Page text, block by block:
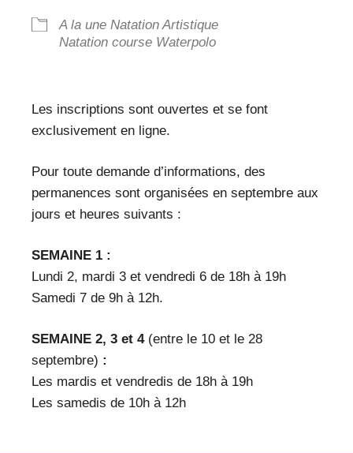
A la une Natation Artistique
Natation course Waterpolo
Les inscriptions sont ouvertes et se font
exclusivement en ligne.
Pour toute demande d’informations, des
permanences sont organisées en septembre aux
jours et heures suivants :
SEMAINE 1 :
Lundi 2, mardi 3 et vendredi 6 de 18h à 19h
Samedi 7 de 9h à 12h.
SEMAINE 2, 3 et 4(entre le 10 et le 28
septembre) :
Les mardis et vendredis de 18h à 19h
Les samedis de 10h à 12h